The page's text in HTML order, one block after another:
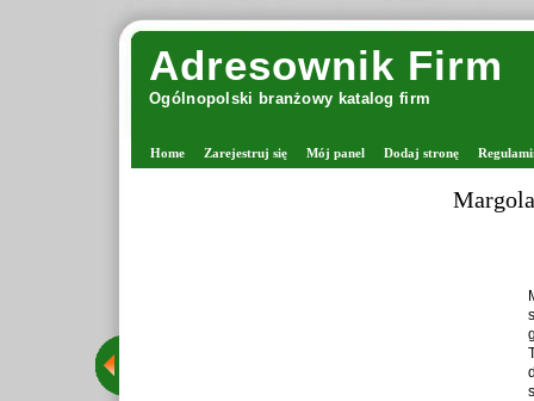
Adresownik Firm
Ogólnopolski branżowy katalog firm
Home Zarejestruj się Mój panel Dodaj stronę
Margolana -
Margolana jest
stacjonarny w
grona
Tego typu
drutach oraz
starannie